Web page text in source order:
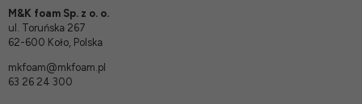
M&K foam Sp. z o. o.
ul. Toruńska 267
62-600 Koło, Polska
mkfoam@mkfoam.pl
63 26 24 300